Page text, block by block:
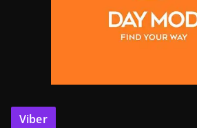
Viber